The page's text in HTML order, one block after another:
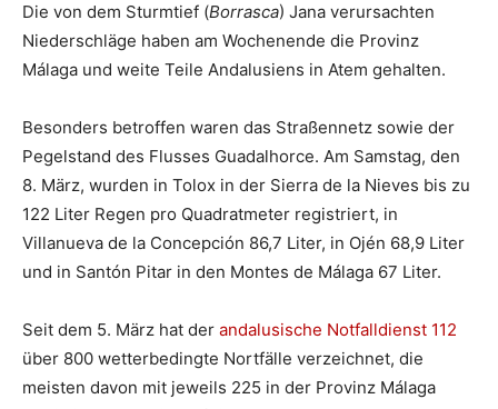
Die von dem Sturmtief (Borrasca) Jana verursachten
Niederschläge haben am Wochenende die Provinz
Málaga und weite Teile Andalusiens in Atem gehalten.
Besonders betroffen waren das Straßennetz sowie der
Pegelstand des Flusses Guadalhorce. Am Samstag, den
8. März, wurden in Tolox in der Sierra de la Nieves bis zu
122 Liter Regen pro Quadratmeter registriert, in
Villanueva de la Concepción 86,7 Liter, in Ojén 68,9 Liter
und in Santón Pitar in den Montes de Málaga 67 Liter.
Seit dem 5. März hat der andalusische Notfalldienst 112
über 800 wetterbedingte Nortfälle verzeichnet, die
meisten davon mit jeweils 225 in der Provinz Málaga